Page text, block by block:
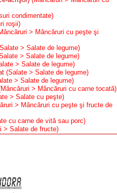
condimentate)
roşii)
> Mâncăruri cu peşte şi
> Salate de legume)
> Salate de legume)
> Salate de legume)
(Salate > Salate de legume)
> Salate de legume)
> Mâncăruri cu carne tocată)
> Salate cu peşte)
> Mâncăruri cu peşte şi fructe de
cu carne de vită sau porc)
> Salate de fructe)